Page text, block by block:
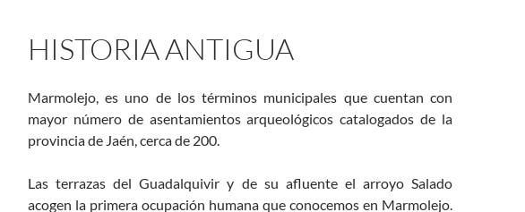
HISTORIA ANTIGUA
Marmolejo, es uno de los términos municipales que cuentan con
mayor número de asentamientos arqueológicos catalogados de la
provincia de Jaén, cerca de 200.
Las terrazas del Guadalquivir y de su afluente el arroyo Salado
acogen la primera ocupación humana que conocemos en Marmolejo.